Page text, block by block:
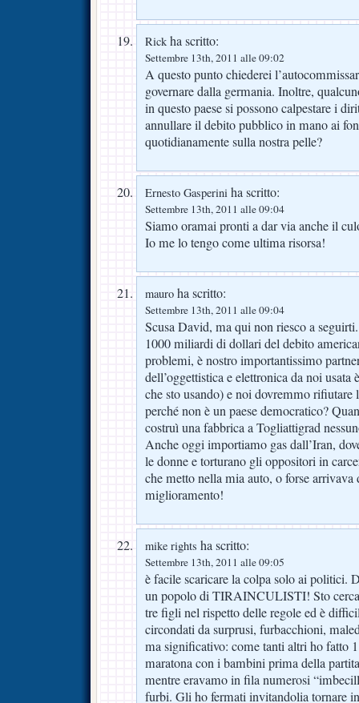
Rick ha scritto:
Settembre 13th, 2011 alle 09:02
A questo punto chiederei
governare dalla germania. Inoltre,
in questo paese si possono calpestare i
annullare il debito pubblico in mano ai
quotidianamente sulla nostra pelle?
Ernesto Gasperini ha scritto:
Settembre 13th, 2011 alle 09:04
Siamo oramai pronti a dar via anche il
Io me lo tengo come ultima risorsa!
mauro ha scritto:
Settembre 13th, 2011 alle 09:04
Scusa David, ma qui non riesco a
1000 miliardi di dollari del debito
problemi, è nostro importantissimo
dell’oggettistica e elettronica da noi usata
che sto usando) e noi dovremmo rifiutare
perché non è un paese democratico?
costruì una fabbrica a Togliattigrad
Anche oggi importiamo gas dall’Iran,
le donne e torturano gli oppositori in
che metto nella mia auto, o forse
miglioramento!
mike rights ha scritto:
Settembre 13th, 2011 alle 09:05
è facile scaricare la colpa solo ai politici.
un popolo di TIRAINCULISTI! Sto
tre figli nel rispetto delle regole ed è
circondati da surprusi, furbacchioni,
ma significativo: come tanti altri ho fatto
maratona con i bambini prima della
mentre eravamo in fila numerosi
furbi. Gli ho fermati invitandolia tornare